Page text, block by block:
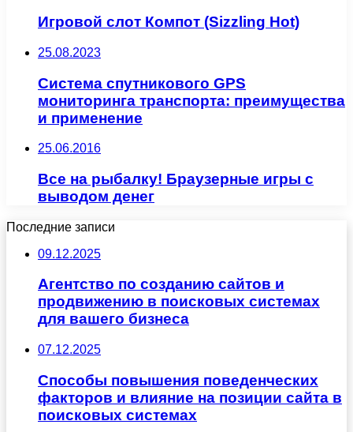
Игровой слот Компот (Sizzling Hot)
25.08.2023
Система спутникового GPS
мониторинга транспорта: преимущества
и применение
25.06.2016
Все на рыбалку! Браузерные игры с
выводом денег
Последние записи
09.12.2025
Агентство по созданию сайтов и
продвижению в поисковых системах
для вашего бизнеса
07.12.2025
Способы повышения поведенческих
факторов и влияние на позиции сайта в
поисковых системах